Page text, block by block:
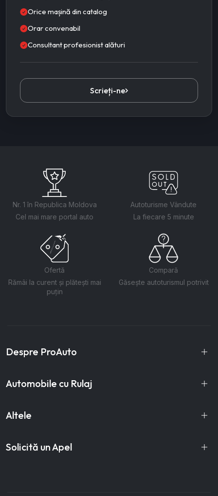
Orice mașină din catalog
Orar convenabil
Consultant profesionist alături
Scrieți-ne
Nr. 1 în Republica Moldova
Cel mai mare portal auto
Autoturisme Vândute
La fiecare 5 minute
Ofertă
Rămâi la curent și plătești mai
puțin
Compară
Găsește autoturismul potrivit
Despre ProAuto
Automobile cu Rulaj
Altele
Solicită un Apel